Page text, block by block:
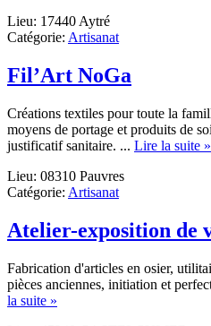
COM
le
Lieu: 17440 Aytré
Catégorie: Artisanat
Fil’Art NoGa
Créations textiles pour toute la
moyens de portage et produits de
justificatif sanitaire. ... Lire la suite »
Lieu: 08310 Pauvres
Catégorie: Artisanat
Atelier-exposition de
Fabrication d'articles en osier,
pièces anciennes, initiation et
la suite »